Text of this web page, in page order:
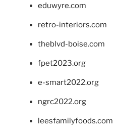
eduwyre.com
retro-interiors.com
theblvd-boise.com
fpet2023.org
e-smart2022.org
ngrc2022.org
leesfamilyfoods.com